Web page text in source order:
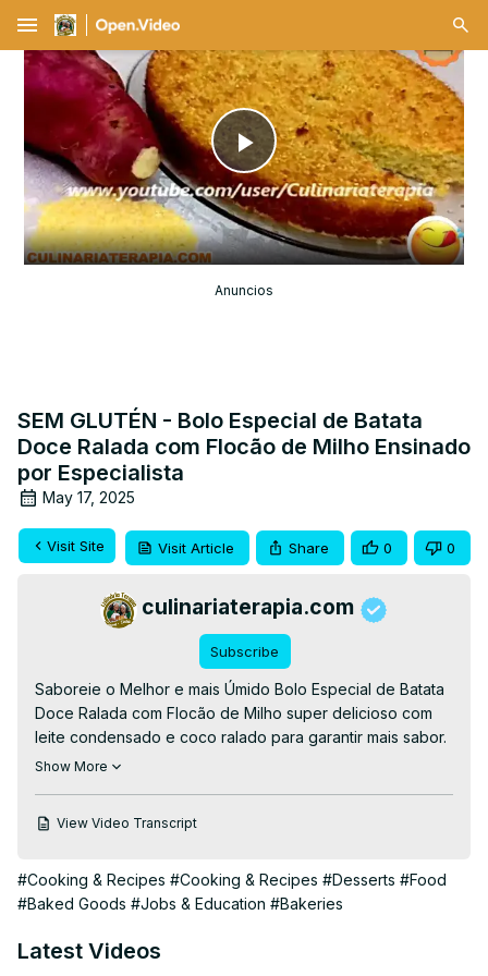
menu
Play
Video
Anuncios
SEM GLUTÉN - Bolo Especial de Batata
Doce Ralada com Flocão de Milho Ensinado
por Especialista
May 17, 2025
Visit Site Visit Article Share 0 0
culinariaterapia.com
Subscribe
Saboreie o Melhor e mais Úmido Bolo Especial de Batata
Doce Ralada com Flocão de Milho super delicioso com
leite condensado e coco ralado para garantir mais sabor.
Uma receita de bolo de batata doce sem trigo assado em
essa e outras receitas e cursos grátis no site: 👉RECEITA
de-batata-doce-ralada-com-flocao-de-milho/
#bolodebatatadoce #bolosemgluten #bolosemglúten
#bolodemilho
Show More
View Video Transcript
#Cooking & Recipes #Cooking & Recipes #Desserts #Food
#Baked Goods #Jobs & Education #Bakeries
Latest Videos